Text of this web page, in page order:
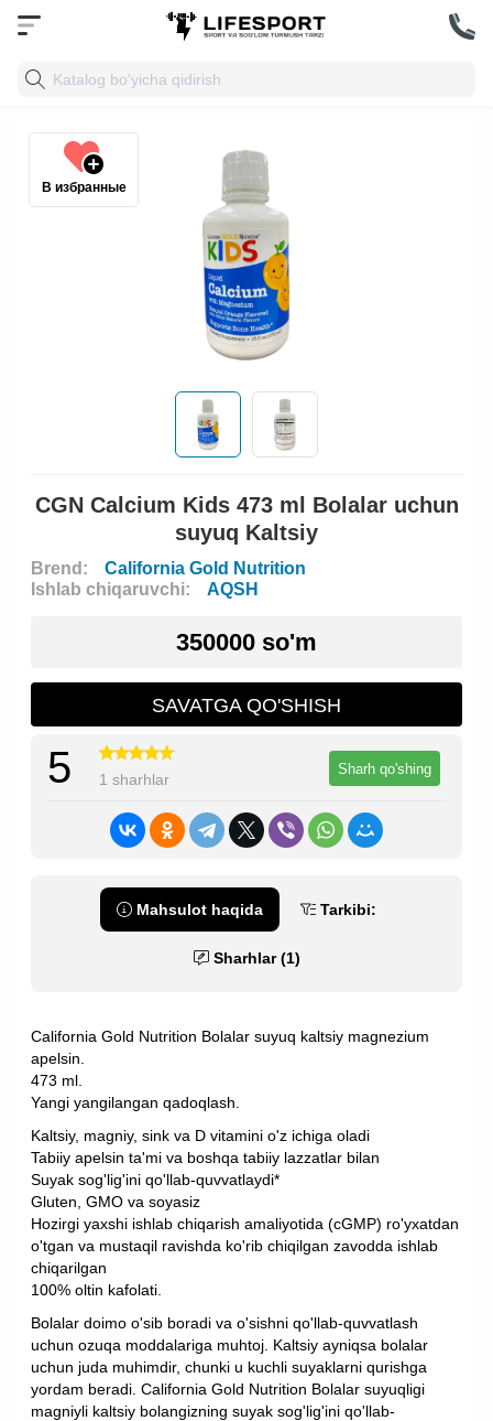
В избранные
CGN Calcium Kids 473 ml Bolalar uchun
suyuq Kaltsiy
Brend:
California Gold Nutrition
Ishlab chiqaruvchi:
AQSH
350000 so'm
SAVATGA QO'SHISH
5 1 sharhlar
Sharh qo'shing
Mahsulot haqida Tarkibi:
Sharhlar (1)
California Gold Nutrition Bolalar suyuq kaltsiy magnezium
apelsin.
473 ml.
Yangi yangilangan qadoqlash.
Kaltsiy, magniy, sink va D vitamini o'z ichiga oladi
Tabiiy apelsin ta'mi va boshqa tabiiy lazzatlar bilan
Suyak sog'lig'ini qo'llab-quvvatlaydi*
Gluten, GMO va soyasiz
Hozirgi yaxshi ishlab chiqarish amaliyotida (cGMP) ro'yxatdan
o'tgan va mustaqil ravishda ko'rib chiqilgan zavodda ishlab
chiqarilgan
100% oltin kafolati.
Bolalar doimo o'sib boradi va o'sishni qo'llab-quvvatlash
uchun ozuqa moddalariga muhtoj. Kaltsiy ayniqsa bolalar
uchun juda muhimdir, chunki u kuchli suyaklarni qurishga
yordam beradi. California Gold Nutrition Bolalar suyuqligi
magniyli kaltsiy bolangizning suyak sog'lig'ini qo'llab-